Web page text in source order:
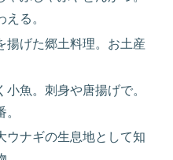
る。
揚げた郷土料理。お土産
小魚。刺身や唐揚げで。
ウナギの生息地として知